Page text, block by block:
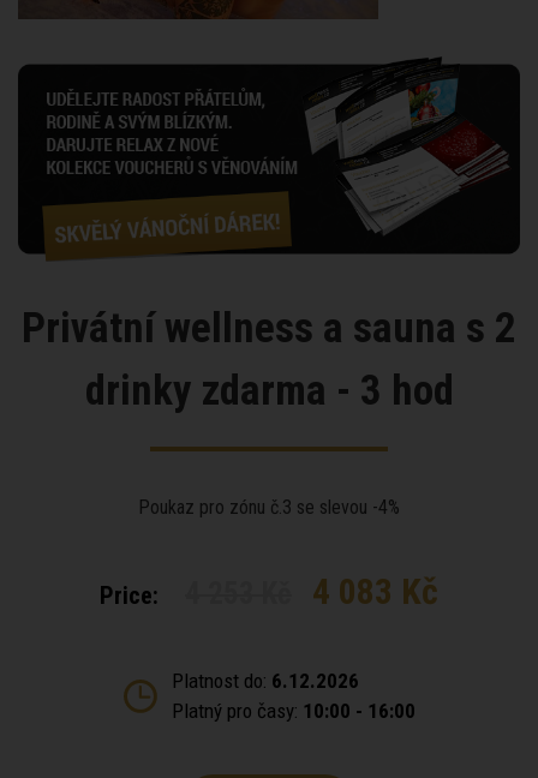
Privátní wellness a sauna s 2
drinky zdarma - 3 hod
Poukaz pro zónu č.3 se slevou -4%
Price: 4 083 Kč
Platnost do: 6.12.2026
Platný pro časy: 10:00 - 16:00